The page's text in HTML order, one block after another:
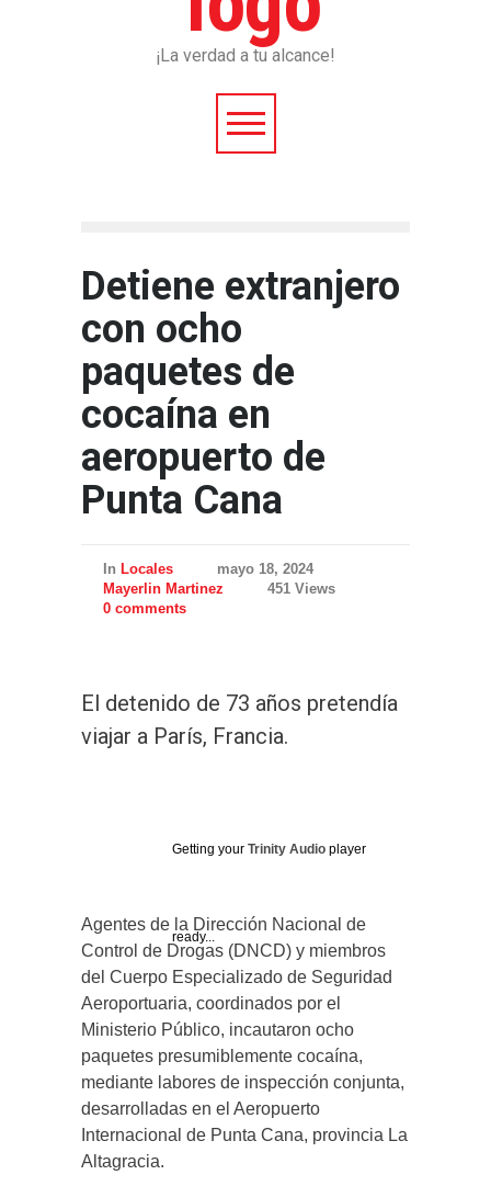
¡La verdad a tu alcance!
Detiene extranjero
con ocho
paquetes de
cocaína en
aeropuerto de
Punta Cana
In Locales
mayo 18, 2024
Mayerlin Martinez
451 Views
0 comments
El detenido de 73 años pretendía
viajar a París, Francia.
Getting your Trinity Audio player
ready...
Agentes de la Dirección Nacional de
Control de Drogas (DNCD) y miembros
del Cuerpo Especializado de Seguridad
Aeroportuaria, coordinados por el
Ministerio Público, incautaron ocho
paquetes presumiblemente cocaína,
mediante labores de inspección conjunta,
desarrolladas en el Aeropuerto
Internacional de Punta Cana, provincia La
Altagracia.